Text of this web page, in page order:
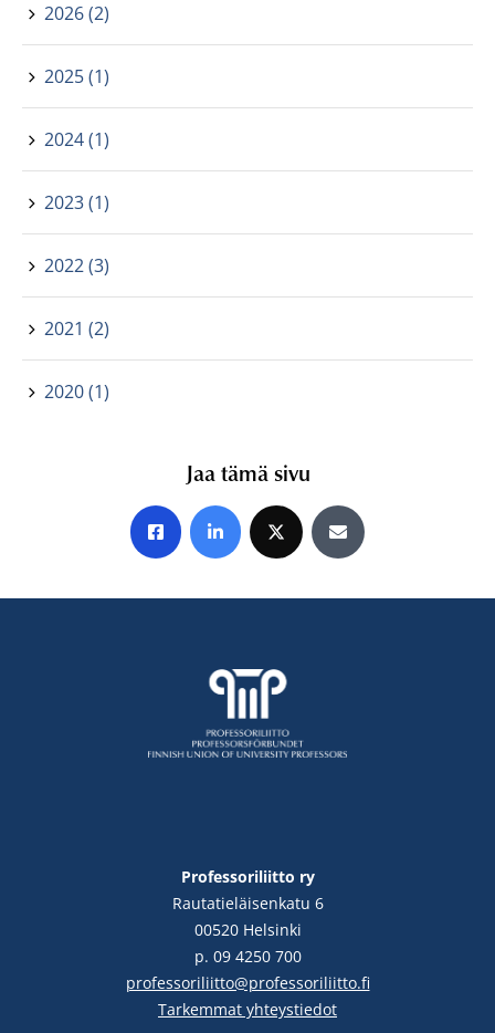
2026 (2)
2025 (1)
2024 (1)
2023 (1)
2022 (3)
2021 (2)
2020 (1)
Jaa tämä sivu
Jaa Facebookissa
Jaa LinkedInissä
Jaa X:ssäJaa sähköpostitse
Professoriliitto ry
Rautatieläisenkatu 6
00520 Helsinki
p. 09 4250 700
professoriliitto@professoriliitto.fi
Tarkemmat yhteystiedot